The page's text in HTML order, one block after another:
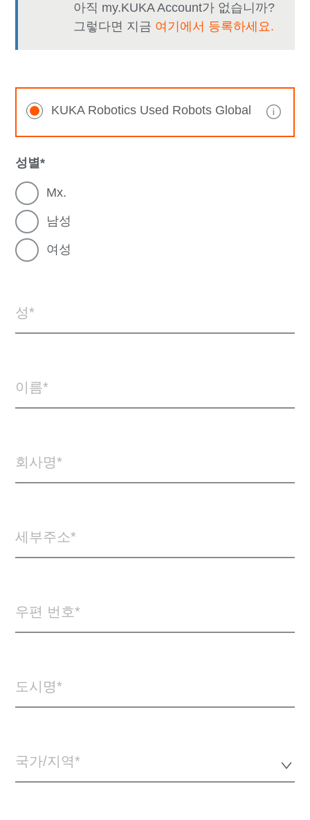
아직 my.KUKA Account가 없습니까?
그렇다면 지금 여기에서 등록하세요.
KUKA Robotics Used Robots Global
성별
Mx.
남성
여성
성
이름
회사명
세부주소
우편 번호
도시명
국가/지역*